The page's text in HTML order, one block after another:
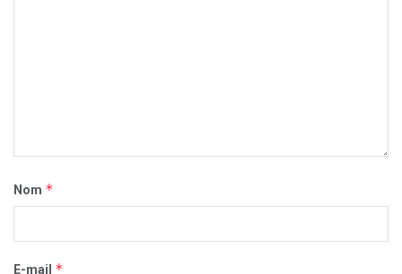
Nom *
E-mail *